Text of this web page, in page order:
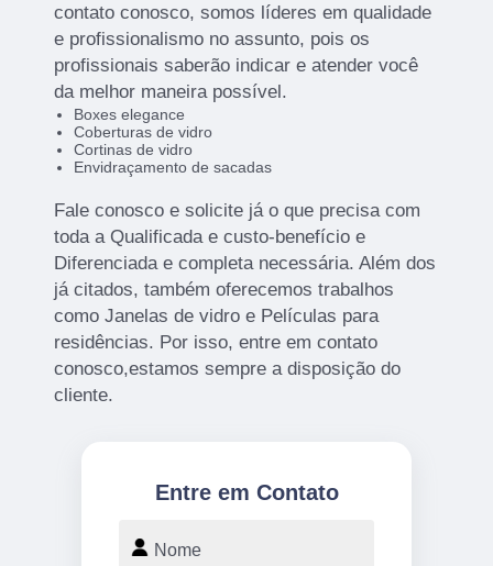
contato conosco, somos líderes em qualidade
e profissionalismo no assunto, pois os
profissionais saberão indicar e atender você
da melhor maneira possível.
Boxes elegance
Coberturas de vidro
Cortinas de vidro
Envidraçamento de sacadas
Fale conosco e solicite já o que precisa com
toda a Qualificada e custo-benefício e
Diferenciada e completa necessária. Além dos
já citados, também oferecemos trabalhos
como Janelas de vidro e Películas para
residências. Por isso, entre em contato
conosco,estamos sempre a disposição do
cliente.
Entre em Contato